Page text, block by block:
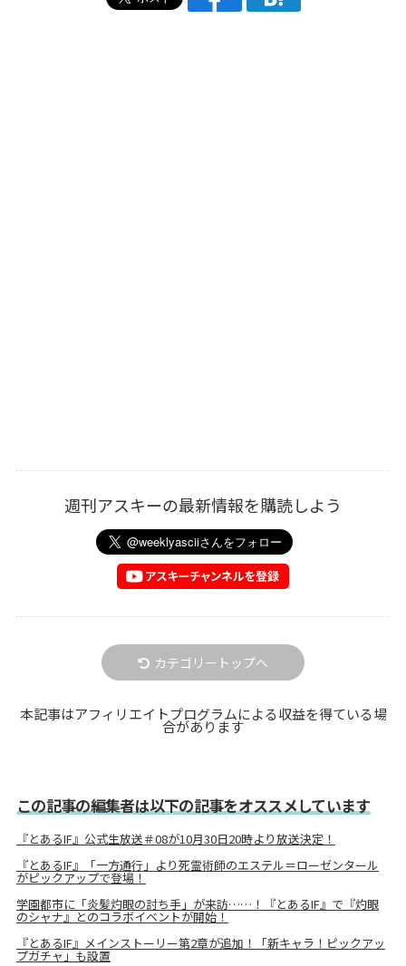
週刊アスキーの最新情報を購読しよう
カテゴリートップへ
本記事はアフィリエイトプログラムによる収益を得ている場
合があります
この記事の編集者は以下の記事をオススメしています
『とあるIF』公式生放送＃08が10月30日20時より放送決定！
『とあるIF』「一方通行」より死霊術師のエステル＝ローゼンタール
がピックアップで登場！
学園都市に「炎髪灼眼の討ち手」が来訪……！『とあるIF』で『灼眼
のシャナ』とのコラボイベントが開始！
『とあるIF』メインストーリー第2章が追加！「新キャラ！ピックアッ
プガチャ」も設置